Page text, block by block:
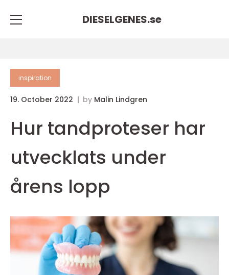
DIESELGENES.se
inspiration
19. October 2022 by Malin Lindgren
Hur tandproteser har
utvecklats under
årens lopp